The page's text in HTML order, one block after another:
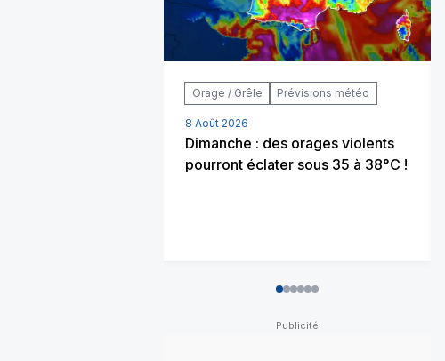
Orage / Grêle Prévisions météo
8 Août 2026
Dimanche : des orages violents
pourront éclater sous 35 à 38°C !
012345